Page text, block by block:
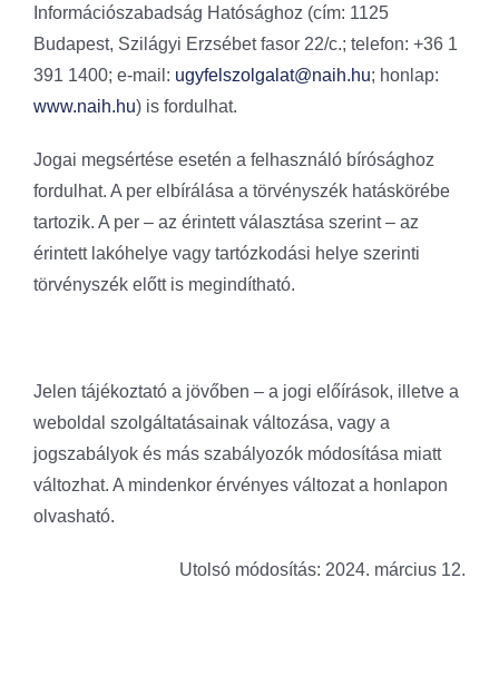
Információszabadság Hatósághoz (cím: 1125
Budapest, Szilágyi Erzsébet fasor 22/c.; telefon: +36 1
391 1400; e-mail: ugyfelszolgalat@naih.hu; honlap:
www.naih.hu) is fordulhat.
Jogai megsértése esetén a felhasználó bírósághoz
fordulhat. A per elbírálása a törvényszék hatáskörébe
tartozik. A per – az érintett választása szerint – az
érintett lakóhelye vagy tartózkodási helye szerinti
törvényszék előtt is megindítható.
Jelen tájékoztató a jövőben – a jogi előírások, illetve a
weboldal szolgáltatásainak változása, vagy a
jogszabályok és más szabályozók módosítása miatt
változhat. A mindenkor érvényes változat a honlapon
olvasható.
Utolsó módosítás: 2024. március 12.